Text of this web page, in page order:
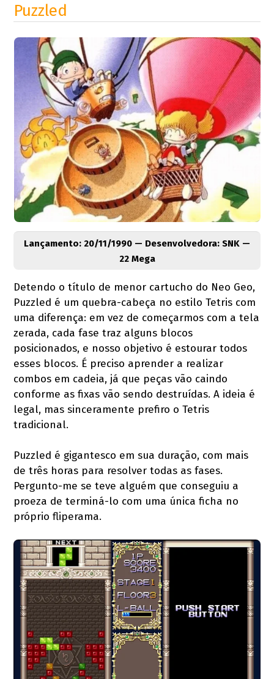
Puzzled
Lançamento: 20/11/1990 — Desenvolvedora: SNK —
22 Mega
Detendo o título de menor cartucho do Neo Geo,
Puzzled é um quebra-cabeça no estilo Tetris com
uma diferença: em vez de começarmos com a tela
zerada, cada fase traz alguns blocos
posicionados, e nosso objetivo é estourar todos
esses blocos. É preciso aprender a realizar
combos em cadeia, já que peças vão caindo
conforme as fixas vão sendo destruídas. A ideia é
legal, mas sinceramente prefiro o Tetris
tradicional.
Puzzled é gigantesco em sua duração, com mais
de três horas para resolver todas as fases.
Pergunto-me se teve alguém que conseguiu a
proeza de terminá-lo com uma única ficha no
próprio fliperama.